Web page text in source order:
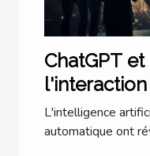
ChatGPT
: une
L'intelligence
automatique ont